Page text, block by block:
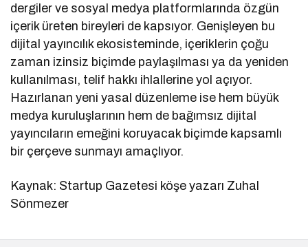
dergiler ve sosyal medya platformlarında özgün
içerik üreten bireyleri de kapsıyor. Genişleyen bu
dijital yayıncılık ekosisteminde, içeriklerin çoğu
zaman izinsiz biçimde paylaşılması ya da yeniden
kullanılması, telif hakkı ihlallerine yol açıyor.
Hazırlanan yeni yasal düzenleme ise hem büyük
medya kuruluşlarının hem de bağımsız dijital
yayıncıların emeğini koruyacak biçimde kapsamlı
bir çerçeve sunmayı amaçlıyor.
Kaynak: Startup Gazetesi köşe yazarı Zuhal
Sönmezer